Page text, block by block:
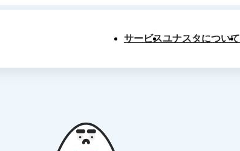
サービスユナスタについて